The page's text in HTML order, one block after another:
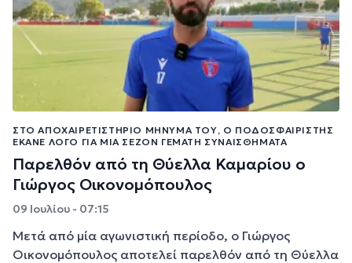
ΣΤΟ ΑΠΟΧΑΙΡΕΤΙΣΤΉΡΙΟ ΜΉΝΥΜΆ ΤΟΥ, Ο ΠΟΔΟΣΦΑΙΡΙΣΤΉΣ
ΈΚΑΝΕ ΛΌΓΟ ΓΙΑ ΜΙΑ ΣΕΖΌΝ ΓΕΜΆΤΗ ΣΥΝΑΙΣΘΉΜΑΤΑ
Παρελθόν από τη Θύελλα Καμαρίου ο
Γιώργος Οικονομόπουλος
09 Ιουλίου - 07:15
Μετά από μία αγωνιστική περίοδο, ο Γιώργος
Οικονομόπουλος αποτελεί παρελθόν από τη Θύελλα